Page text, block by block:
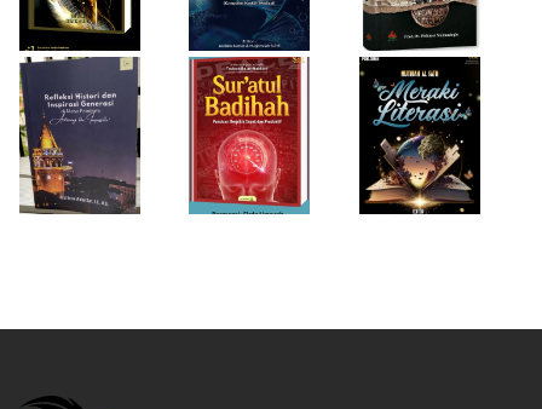
“Achieving the
Impossible”
Produktif